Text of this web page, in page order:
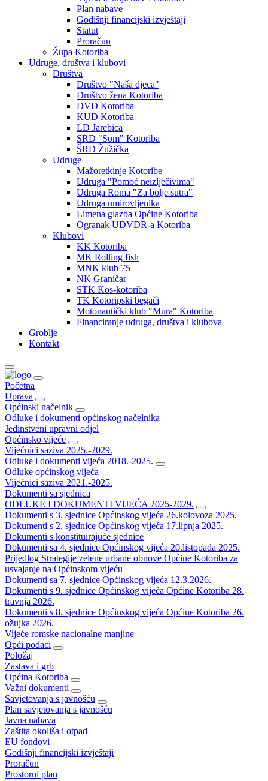
Plan nabave
Godišnji financijski izvještaji
Statut
Proračun
Župa Kotoriba
Udruge, društva i klubovi
Društva
Društvo "Naša djeca"
Društvo žena Kotoriba
DVD Kotoriba
KUD Kotoriba
LD Jarebica
SRD "Som" Kotoriba
ŠRD Žužička
Udruge
Mažoretkinje Kotoribe
Udruga "Pomoć neizlječivima"
Udruga Roma "Za bolje sutra"
Udruga umirovljenika
Limena glazba Općine Kotoriba
Ogranak UDVDR-a Kotoriba
Klubovi
KK Kotoriba
MK Rolling fish
MNK klub 75
NK Graničar
STK Kos-kotoriba
TK Kotoripski begači
Motonautički klub "Mura" Kotoriba
Financiranje udruga, društva i klubova
Groblje
Kontakt
Početna
Uprava
Općinski načelnik
Odluke i dokumenti općinskog načelnika
Jedinstveni upravni odjel
Općinsko vijeće
Vijećnici saziva 2025.-2029.
Odluke i dokumenti vijeća 2018.-2025.
Odluke općinskog vijeća
Vijećnici saziva 2021.-2025.
Dokumenti sa sjednica
ODLUKE I DOKUMENTI VIJEĆA 2025-2029.
Dokumenti s 3. sjednice Općinskog vijeća 26.kolovoza 2025.
Dokumenti s 2. sjednice Općinskog vijeća 17.lipnja 2025.
Dokumenti s konstituirajuće sjednice
Dokumenti sa 4. sjednice Općinskog vijeća 20.listopada 2025.
Prijedlog Strategije zelene urbane obnove Općine Kotoriba za
usvajanje na Općinskom vijeću
Dokumenti sa 7. sjednice Općinskog vijeća 12.3.2026.
Dokumenti s 9. sjednice Općinskog vijeća Općine Kotoriba 28.
travnja 2026.
Dokumenti s 8. sjednice Općinskog vijeća Općine Kotoriba 26.
ožujka 2026.
Vijeće romske nacionalne manjine
Opći podaci
Položaj
Zastava i grb
Općina Kotoriba
Važni dokumenti
Savjetovanja s javnošću
Plan savjetovanja s javnošću
Javna nabava
Zaštita okoliša i otpad
EU fondovi
Godišnji financijski izvještaji
Proračun
Prostorni plan